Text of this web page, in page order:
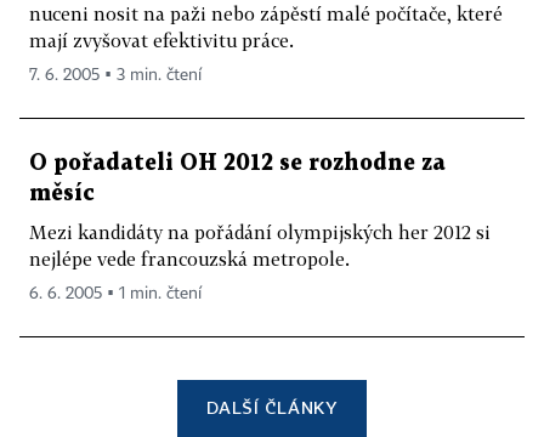
nuceni nosit na paži nebo zápěstí malé počítače, které
mají zvyšovat efektivitu práce.
7. 6. 2005 ▪ 3 min. čtení
O pořadateli OH 2012 se rozhodne za
měsíc
Mezi kandidáty na pořádání olympijských her 2012 si
nejlépe vede francouzská metropole.
6. 6. 2005 ▪ 1 min. čtení
DALŠÍ ČLÁNKY